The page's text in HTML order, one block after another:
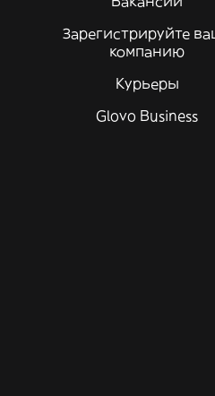
Зарегистрируйте
компанию
Курьеры
Glovo Business